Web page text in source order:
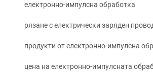
електронно-импулсна обработка
рязане с електрически заряден
продукти от електронно-импулсна
цена на електронно-импулсната